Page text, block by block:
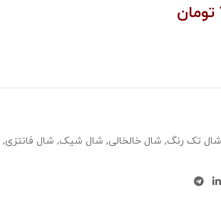
تومان
شال تک رنگ, شال خالخالی, شال شیک, شال فانتزی,